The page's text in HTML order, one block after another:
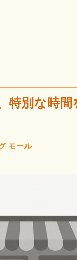
特別な時間
モール